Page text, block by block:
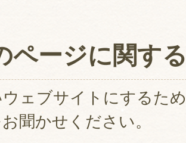
ページに関す
ェブサイトにするた
聞かせください。